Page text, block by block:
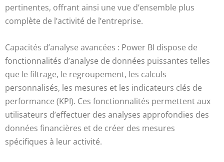
pertinentes, offrant ainsi une vue d’ensemble plus
complète de l’activité de l’entreprise.
Capacités d’analyse avancées : Power BI dispose de
fonctionnalités d’analyse de données puissantes telles
que le filtrage, le regroupement, les calculs
personnalisés, les mesures et les indicateurs clés de
performance (KPI). Ces fonctionnalités permettent aux
utilisateurs d’effectuer des analyses approfondies des
données financières et de créer des mesures
spécifiques à leur activité.